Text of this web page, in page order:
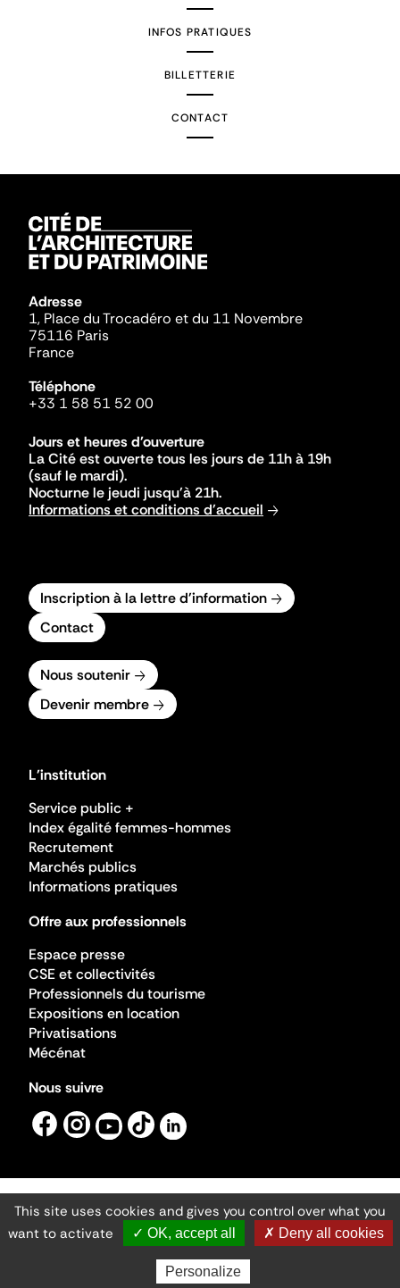
INFOS PRATIQUES
BILLETTERIE
CONTACT
Adresse
1, Place du Trocadéro et du 11 Novembre
75116 Paris
France
Téléphone
+33 1 58 51 52 00
Jours et heures d'ouverture
La Cité est ouverte tous les jours de 11h à 19h
(sauf le mardi).
Nocturne le jeudi jusqu'à 21h.
Informations et conditions d'accueil
Inscription à la lettre d'information
Contact
Nous soutenir
Devenir membre
L'institution
Service public +
Index égalité femmes-hommes
Recrutement
Marchés publics
Informations pratiques
Offre aux professionnels
Espace presse
CSE et collectivités
Professionnels du tourisme
Expositions en location
Privatisations
Mécénat
Nous suivre
Mentions légales
Gestion des cookies
Accessibilité numérique
Ministère de la Culture ©2026
- Cité de l'architecture et du patrimoine
This site uses cookies and gives you control over what you
want to activate
✓ OK, accept all ✗ Deny all cookies
Personalize